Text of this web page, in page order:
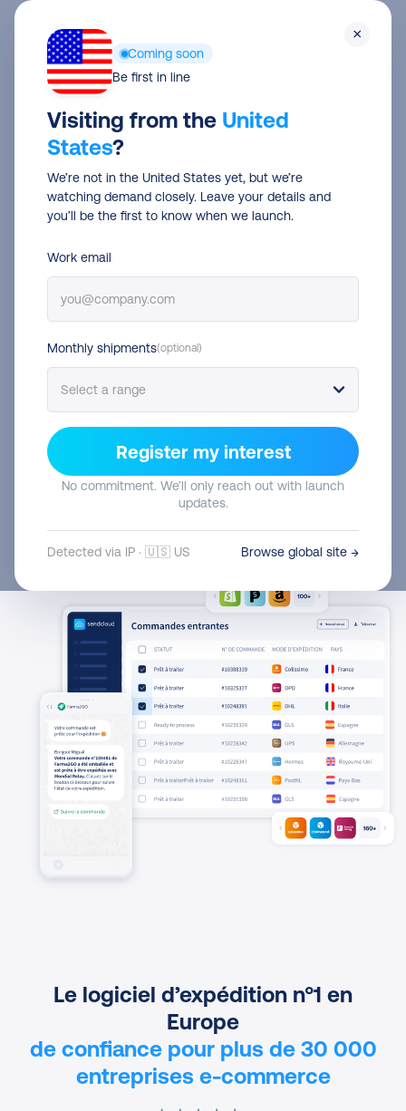
Skip
content
La plateforme d’expédition
numéro un en Europe
Vous développez votre activité e-commerce ? Notre
plateforme d’expédition vous offre le choix des
avoir besoin d’être un expert en logistique.
S’inscrire gratuitement
Parler à un expert
Essai gratuit de 14 jours
Tarifs d’expédition transparents
Annulez à tout moment
Le logiciel d’expédition n°1 en
Europe
de confiance pour plus de 30 000
entreprises e-commerce
×
Coming soon
Be first in line
Visiting from the United
States?
We’re not in the United States yet, but we’re
watching demand closely. Leave your details and
you’ll be the first to know when we launch.
Work email
Monthly shipments(optional)
Register my interest
No commitment. We’ll only reach out with launch
updates.
Detected via IP · 🇺🇸 US Browse global site →